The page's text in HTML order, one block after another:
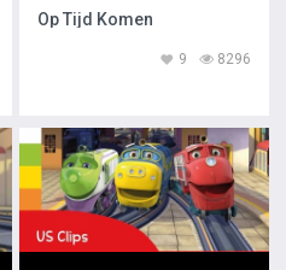
Op Tijd Komen
8296
9